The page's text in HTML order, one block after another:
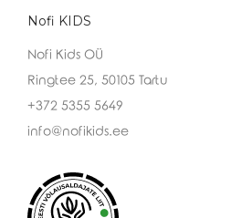
Nofi KIDS
Nofi Kids OÜ
Ringtee 25, 50105 Tartu
+372 5355 5649
info@nofikids.ee